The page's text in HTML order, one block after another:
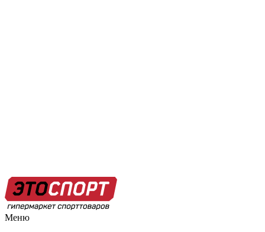
Меню